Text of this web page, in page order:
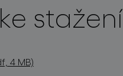
stažení
4 MB)